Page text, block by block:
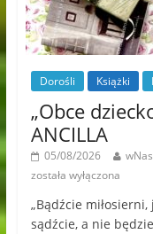
Dorośli Książki
„Obce
ANCILLA
05/08/2026
została wyłączona
„Bądźcie
sądźcie, a nie